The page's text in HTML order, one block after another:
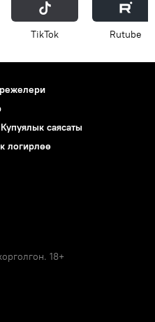
ТikТоk Rutube
Купуялык саясаты
логирлөө
18+